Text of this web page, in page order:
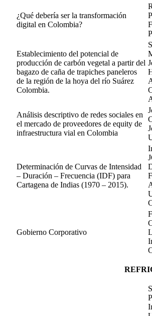
¿Qué debería ser la transformación
digital en Colombia?
Establecimiento del potencial de
producción de carbón vegetal a partir del
bagazo de caña de trapiches paneleros
de la región de la hoya del río Suárez
Colombia.
Análisis descriptivo de redes sociales en
el mercado de proveedores de equity de
infraestructura vial en Colombia
Determinación de Curvas de Intensidad
– Duración – Frecuencia (IDF) para
Cartagena de Indias (1970 – 2015).
Gobierno Corporativo